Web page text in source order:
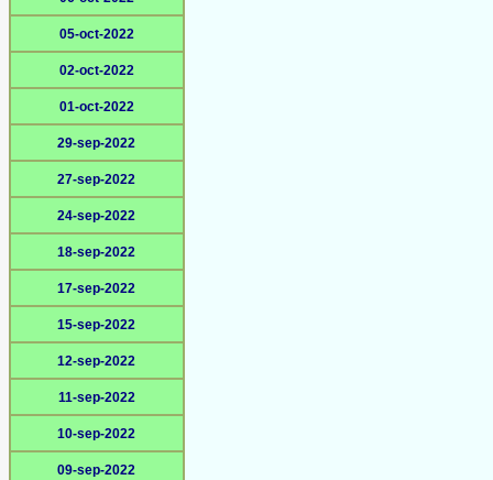
05-oct-2022
02-oct-2022
01-oct-2022
29-sep-2022
27-sep-2022
24-sep-2022
18-sep-2022
17-sep-2022
15-sep-2022
12-sep-2022
11-sep-2022
10-sep-2022
09-sep-2022